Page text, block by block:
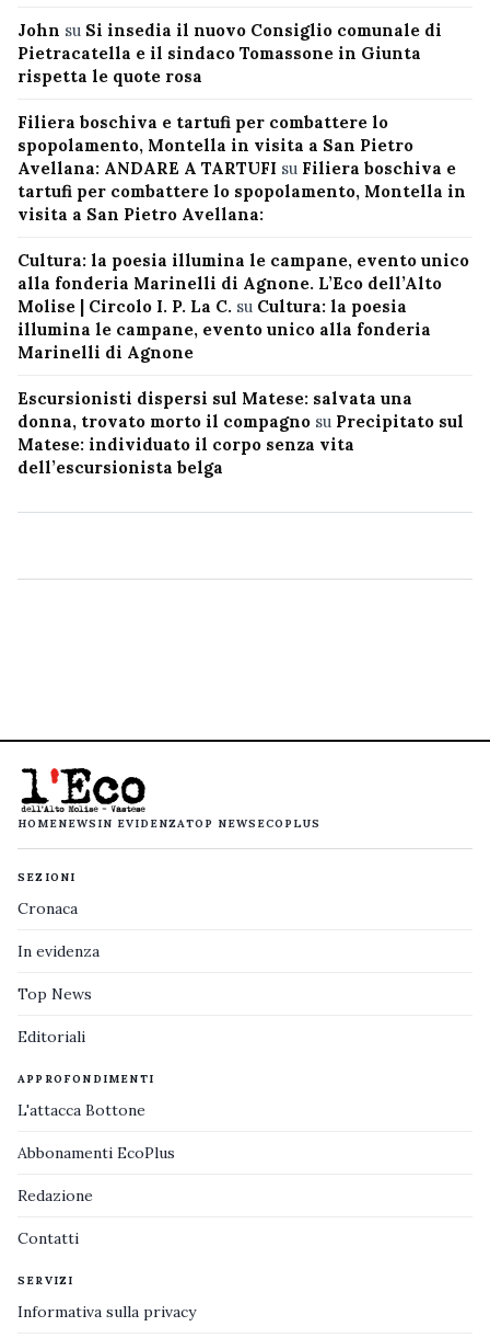
John su Si insedia il nuovo Consiglio comunale di
Pietracatella e il sindaco Tomassone in Giunta
rispetta le quote rosa
Filiera boschiva e tartufi per combattere lo
spopolamento, Montella in visita a San Pietro
Avellana: ANDARE A TARTUFI su Filiera boschiva e
tartufi per combattere lo spopolamento, Montella in
visita a San Pietro Avellana:
Cultura: la poesia illumina le campane, evento unico
alla fonderia Marinelli di Agnone. L’Eco dell’Alto
Molise | Circolo I. P. La C. su Cultura: la poesia
illumina le campane, evento unico alla fonderia
Marinelli di Agnone
Escursionisti dispersi sul Matese: salvata una
donna, trovato morto il compagno su Precipitato sul
Matese: individuato il corpo senza vita
dell’escursionista belga
HOMENEWS IN EVIDENZATOP NEWS ECOPLUS
SEZIONI
Cronaca
In evidenza
Top News
Editoriali
APPROFONDIMENTI
L'attacca Bottone
Abbonamenti EcoPlus
Redazione
Contatti
SERVIZI
Informativa sulla privacy